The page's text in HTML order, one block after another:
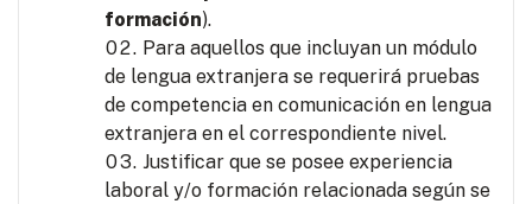
formación).
Para aquellos que incluyan un módulo
de lengua extranjera se requerirá pruebas
de competencia en comunicación en lengua
extranjera en el correspondiente nivel.
Justificar que se posee experiencia
laboral y/o formación relacionada según se